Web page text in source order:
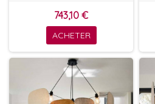
743,10 €
ACHETER